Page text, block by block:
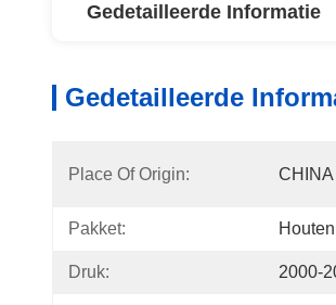
Gedetailleerde Informatie
Gedetailleerde
Place Of Origin: CHINA
Pakket:
Druk: 2000-